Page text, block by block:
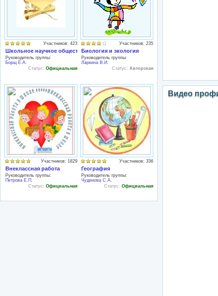
Участников: 423
Школьное научное общество
Руководитель группы:
Борщ Е.А.
Статус: Официальная
Участников: 235
Биология и экология
Руководитель группы:
Ларкина В.И.
Статус: Авторская
Участников: 1829
Внеклассная работа
Руководитель группы:
Петрова Е.П.
Статус: Официальная
Участников: 336
География
Руководитель группы:
Чудинова С.А.
Статус: Официальная
Видео